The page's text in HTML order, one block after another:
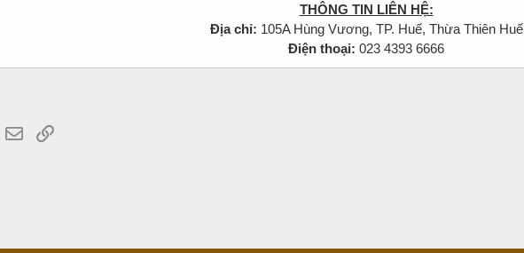
THÔNG TIN LIÊN HỆ:
Địa chỉ: 105A Hùng Vương, TP. Huế, Thừa Thiên Huế
Điện thoại: 023 4393 6666
WhatsApp
Email